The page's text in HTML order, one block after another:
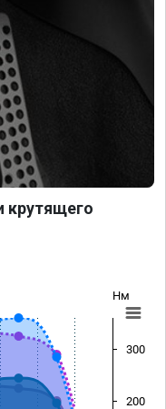
крутящего
Нм
200
300